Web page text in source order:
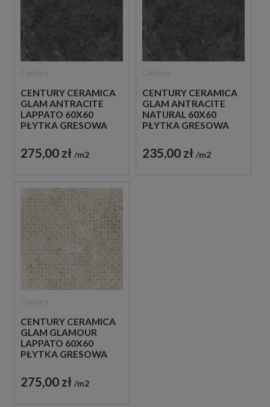
CENTURY CERAMICA
GLAM ANTRACITE
LAPPATO 60X60
PŁYTKA GRESOWA
275,00 zł m2
CENTURY CERAMICA
GLAM ANTRACITE
NATURAL 60X60
PŁYTKA GRESOWA
235,00 zł m2
CENTURY CERAMICA
GLAM GLAMOUR
LAPPATO 60X60
PŁYTKA GRESOWA
275,00 zł m2